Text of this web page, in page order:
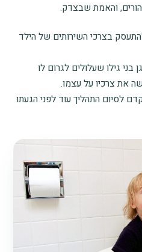
והאמת שבצדק.
בצרכי השירותים של הילד
גילו שעלולים לגרום לו
את צרכיו על עצמו.
לסיום התהליך עוד לפני הגעתו